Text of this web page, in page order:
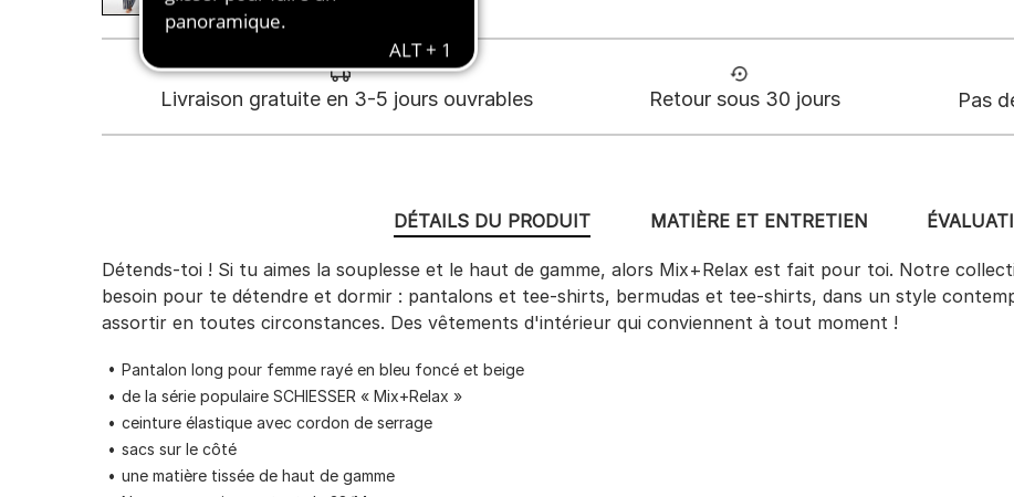
Livraison gratuite en 3-5 jours ouvrables Retour sous 30 jours Pas
DÉTAILS DU PRODUIT
Détends-toi ! Si tu aimes la souplesse et le haut de gamme, alors Mix+Relax est fait pour toi. Notre
besoin pour te détendre et dormir : pantalons et tee-shirts, bermudas et tee-shirts, dans un style
assortir en toutes circonstances. Des vêtements d'intérieur qui conviennent à tout moment !
Pantalon long pour femme rayé en bleu foncé et beige
de la série populaire SCHIESSER « Mix+Relax »
ceinture élastique avec cordon de serrage
sacs sur le côté
une matière tissée de haut de gamme
MATIÈRE ET ENTRETIEN